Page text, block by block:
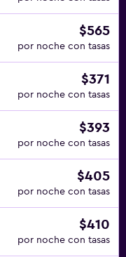
$565
por noche con tasas
$371
por noche con tasas
$393
por noche con tasas
$405
por noche con tasas
$410
por noche con tasas